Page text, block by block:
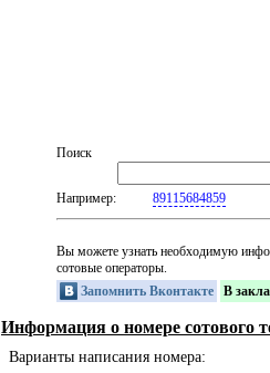
Поиск
Например: 89115684859
Вы можете узнать необходимую
сотовые операторы.
Запомнить Вконтакте
В
Информация о номере сотового
Варианты написания номера: